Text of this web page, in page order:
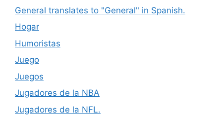
General translates to "General" in Spanish.
Hogar
Humoristas
Juego
Juegos
Jugadores de la NBA
Jugadores de la NFL.